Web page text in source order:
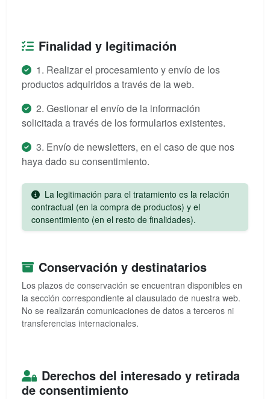
Finalidad y legitimación
1. Realizar el procesamiento y envío de los
productos adquiridos a través de la web.
2. Gestionar el envío de la información
solicitada a través de los formularios existentes.
3. Envío de newsletters, en el caso de que nos
haya dado su consentimiento.
La legitimación para el tratamiento es la relación
contractual (en la compra de productos) y el
consentimiento (en el resto de finalidades).
Conservación y destinatarios
Los plazos de conservación se encuentran disponibles en
la sección correspondiente al clausulado de nuestra web.
No se realizarán comunicaciones de datos a terceros ni
transferencias internacionales.
Derechos del interesado y retirada
de consentimiento